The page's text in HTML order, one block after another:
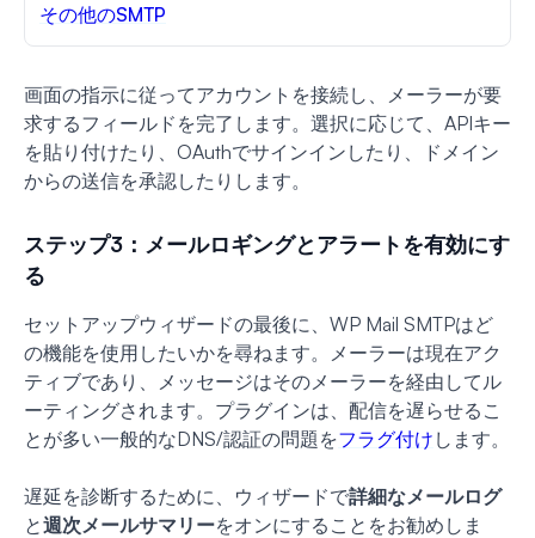
その他のSMTP
画面の指示に従ってアカウントを接続し、メーラーが要
求するフィールドを完了します。選択に応じて、APIキー
を貼り付けたり、OAuthでサインインしたり、ドメイン
からの送信を承認したりします。
ステップ3：メールロギングとアラートを有効にす
る
セットアップウィザードの最後に、WP Mail SMTPはど
の機能を使用したいかを尋ねます。メーラーは現在アク
ティブであり、メッセージはそのメーラーを経由してル
ーティングされます。プラグインは、配信を遅らせるこ
とが多い一般的なDNS/認証の問題をフラグ付け します。
遅延を診断するために、ウィザードで詳細なメールログ
と週次メールサマリーをオンにすることをお勧めしま